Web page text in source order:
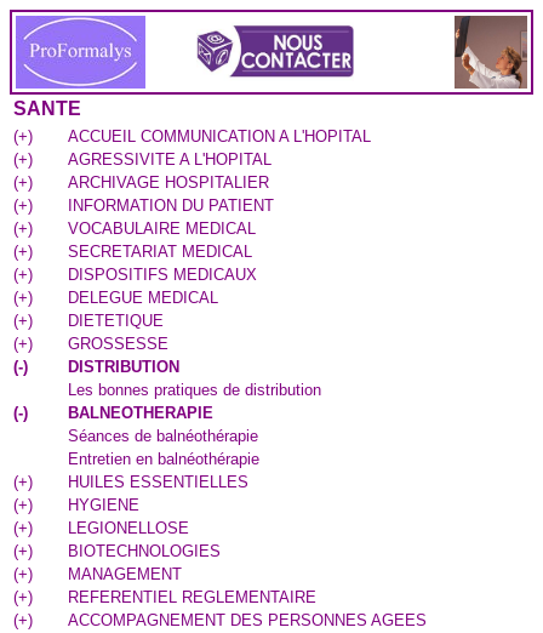
SANTE
(+)
ACCUEIL COMMUNICATION A L'HOPITAL
(+)
AGRESSIVITE A L'HOPITAL
(+)
ARCHIVAGE HOSPITALIER
(+)
INFORMATION DU PATIENT
(+)
VOCABULAIRE MEDICAL
(+)
SECRETARIAT MEDICAL
(+)
DISPOSITIFS MEDICAUX
(+)
DELEGUE MEDICAL
(+)
DIETETIQUE
(+)
GROSSESSE
(-)
DISTRIBUTION
Les bonnes pratiques de distribution
(-)
BALNEOTHERAPIE
Séances de balnéothérapie
Entretien en balnéothérapie
(+)
HUILES ESSENTIELLES
(+)
HYGIENE
(+)
LEGIONELLOSE
(+)
BIOTECHNOLOGIES
(+)
MANAGEMENT
(+)
REFERENTIEL REGLEMENTAIRE
(+)
ACCOMPAGNEMENT DES PERSONNES AGEES